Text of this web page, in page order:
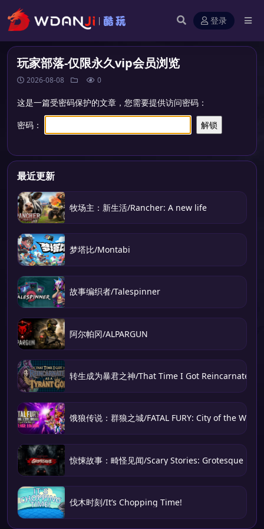
登录
玩家部落-仅限永久vip会员浏览
2026-08-08 0
这是一篇受密码保护的文章，您需要提供访问密码：
密码：
最近更新
牧场主：新生活/Rancher: A new life
梦塔比/Montabi
故事编织者/Talespinner
阿尔帕冈/ALPARGUN
转生成为暴君之神/That Time I Got Reincarnated
饿狼传说：群狼之城/FATAL FURY: City of the
惊悚故事：畸怪见闻/Scary Stories: Grotesque
伐木时刻/It’s Chopping Time!